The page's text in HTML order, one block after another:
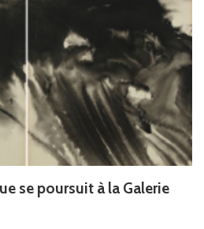
se poursuit à la Galerie